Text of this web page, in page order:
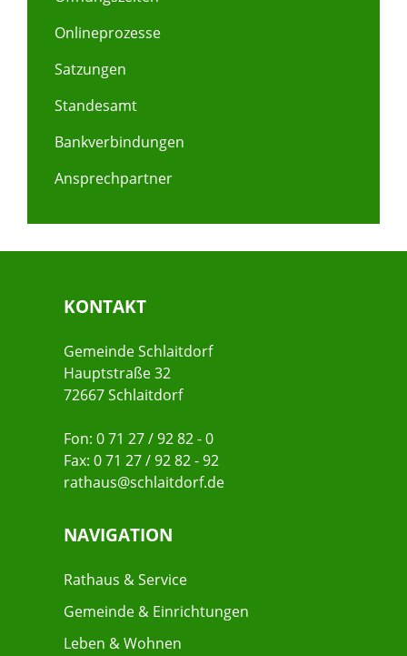
Onlineprozesse
Satzungen
Standesamt
Bankverbindungen
Ansprechpartner
KONTAKT
Gemeinde Schlaitdorf
Hauptstraße 32
72667 Schlaitdorf
Fon: 0 71 27 / 92 82 - 0
Fax: 0 71 27 / 92 82 - 92
rathaus@schlaitdorf.de
NAVIGATION
Rathaus & Service
Gemeinde & Einrichtungen
Leben & Wohnen